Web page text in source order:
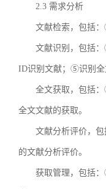
2.3 需求分析
文献检索，包括
文献识别，包括
ID识别文献；⑤识别全
全文获取，包括
全文文献的获取。
文献分析评价，
的文献分析评价。
获取管理，包括